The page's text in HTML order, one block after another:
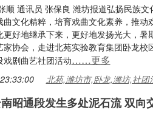
顺 通讯员 张保良 潍坊报道弘扬民族文
曲文化精粹，培育戏曲文化素养，推动
更好地继承下来，更好地发扬光大，暑
家协会，走进北苑实验教育集团卧龙校
戏剧曲艺社团活动……更多
北苑,潍坊市,卧龙,潍坊,社团
昭通段发生多处泥石流 双向